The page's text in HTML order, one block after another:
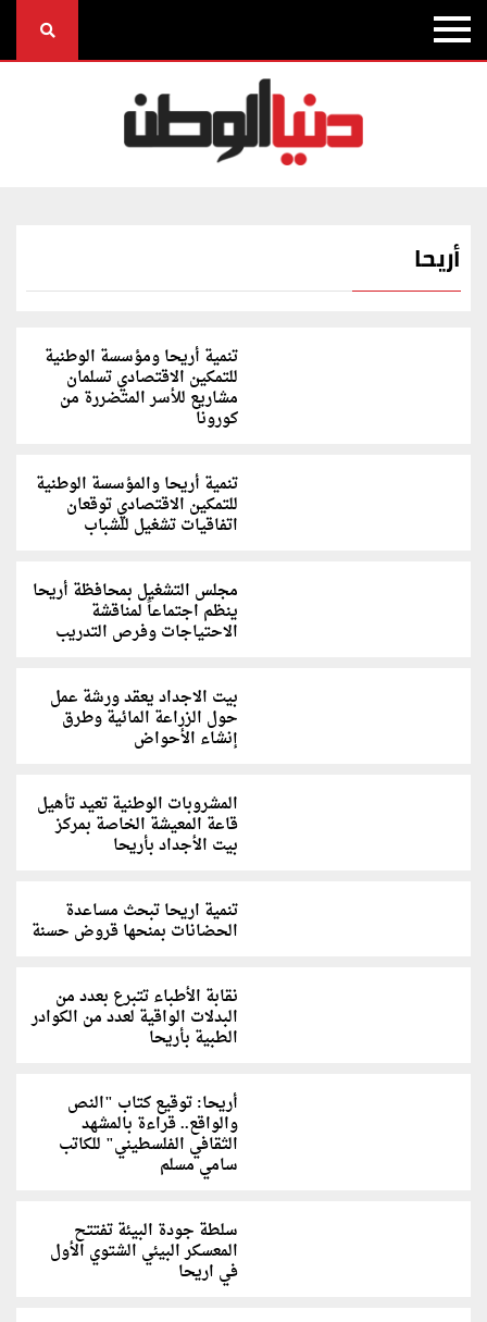
أريحا
تنمية أريحا ومؤسسة الوطنية
للتمكين الاقتصادي تسلمان
مشاريع للأسر المتضررة من
كورونا
تنمية أريحا والمؤسسة الوطنية
للتمكين الاقتصادي توقعان
اتفاقيات تشغيل للشباب
مجلس التشغيل بمحافظة أريحا
ينظم اجتماعاً لمناقشة
الاحتياجات وفرص التدريب
بيت الاجداد يعقد ورشة عمل
حول الزراعة المائية وطرق
إنشاء الأحواض
المشروبات الوطنية تعيد تأهيل
قاعة المعيشة الخاصة بمركز
بيت الأجداد بأريحا
تنمية اريحا تبحث مساعدة
الحضانات بمنحها قروض حسنة
نقابة الأطباء تتبرع بعدد من
البدلات الواقية لعدد من الكوادر
الطبية بأريحا
أريحا: توقيع كتاب "النص
والواقع.. قراءة بالمشهد
الثقافي الفلسطيني" للكاتب
سامي مسلم
سلطة جودة البيئة تفتتح
المعسكر البيئي الشتوي الأول
في اريحا